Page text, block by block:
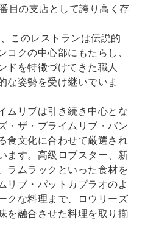
目の支店として誇り高く存
このレストランは伝説的
コクの中心部にもたらし、
ドを特徴づけてきた職人
な姿勢を受け継いでいま
ムリブは引き続き中心とな
・ザ・プライムリブ・バン
食文化に合わせて厳選され
ます。高級ロブスター、新
ラムラックといった食材を
リブ・パットカプラオのよ
クな料理まで、ロウリーズ
を融合させた料理を取り揃